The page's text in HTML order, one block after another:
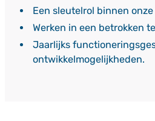
Een sleutelrol binnen
Werken in een betrokken
Jaarlijks
ontwikkelmogelijkheden.